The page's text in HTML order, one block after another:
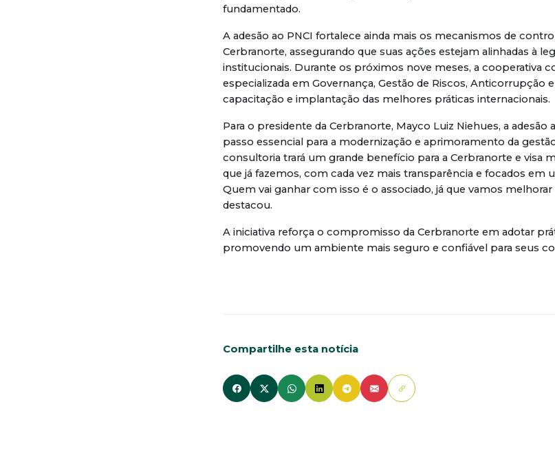
fundamentado.
A adesão ao PNCI fortalece ainda mais os mecanismos de
Cerbranorte, assegurando que suas ações estejam alinhadas à
institucionais. Durante os próximos nove meses, a cooperativa
especializada em Governança, Gestão de Riscos, Anticorrupção
capacitação e implantação das melhores práticas internacionais.
Para o presidente da Cerbranorte, Mayco Luiz Niehues, a
passo essencial para a modernização e aprimoramento da
consultoria trará um grande benefício para a Cerbranorte e visa
que já fazemos, com cada vez mais transparência e focados em
Quem vai ganhar com isso é o associado, já que vamos melhorar
destacou.
A iniciativa reforça o compromisso da Cerbranorte em adotar
promovendo um ambiente mais seguro e confiável para seus
Compartilhe esta notícia